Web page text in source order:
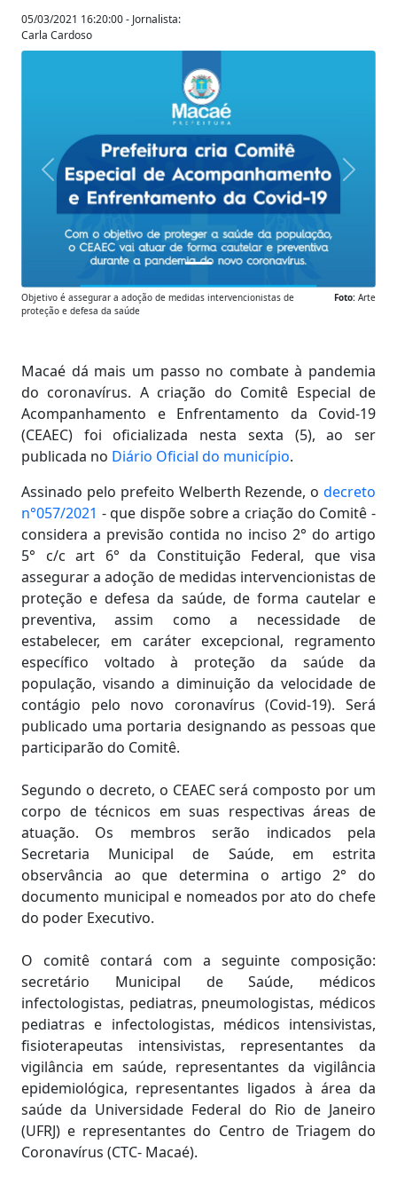
05/03/2021 16:20:00 - Jornalista:
Carla Cardoso
Anterior
Foto: Arte
Objetivo é assegurar a adoção de medidas intervencionistas de
proteção e defesa da saúde
Macaé dá mais um passo no combate à pandemia
do coronavírus. A criação do Comitê Especial de
Acompanhamento e Enfrentamento da Covid-19
(CEAEC) foi oficializada nesta sexta (5), ao ser
publicada no Diário Oficial do município.
Assinado pelo prefeito Welberth Rezende, o decreto
n°057/2021 - que dispõe sobre a criação do Comitê -
considera a previsão contida no inciso 2° do artigo
5° c/c art 6° da Constituição Federal, que visa
assegurar a adoção de medidas intervencionistas de
proteção e defesa da saúde, de forma cautelar e
preventiva, assim como a necessidade de
estabelecer, em caráter excepcional, regramento
específico voltado à proteção da saúde da
população, visando a diminuição da velocidade de
contágio pelo novo coronavírus (Covid-19). Será
publicado uma portaria designando as pessoas que
participarão do Comitê.
Segundo o decreto, o CEAEC será composto por um
corpo de técnicos em suas respectivas áreas de
atuação. Os membros serão indicados pela
Secretaria Municipal de Saúde, em estrita
observância ao que determina o artigo 2° do
documento municipal e nomeados por ato do chefe
do poder Executivo.
O comitê contará com a seguinte composição:
secretário Municipal de Saúde, médicos
infectologistas, pediatras, pneumologistas, médicos
pediatras e infectologistas, médicos intensivistas,
fisioterapeutas intensivistas, representantes da
vigilância em saúde, representantes da vigilância
epidemiológica, representantes ligados à área da
saúde da Universidade Federal do Rio de Janeiro
(UFRJ) e representantes do Centro de Triagem do
Coronavírus (CTC- Macaé).